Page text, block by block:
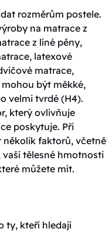
rozměrům postele.
na matrace z
z líné pěny,
latexové
matrace,
být měkké,
velmi tvrdé (H4).
který ovlivňuje
poskytuje. Při
několik faktorů, včetně
tělesné hmotnosti
můžete mít.
ty, kteří hledají